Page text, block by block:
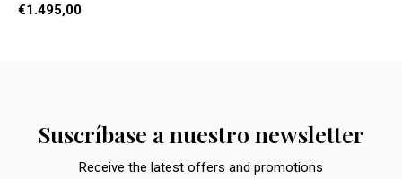
€1.495,00
Suscríbase a nuestro newsletter
Receive the latest offers and promotions